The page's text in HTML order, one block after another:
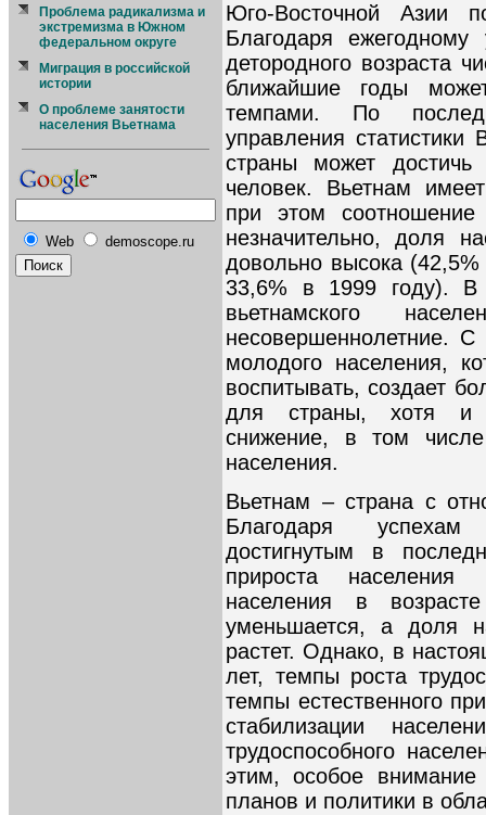
Проблема радикализма и
экстремизма в Южном
федеральном округе
Миграция в российской
истории
О проблеме занятости
населения Вьетнама
Web demoscope.ru
Юго-Восточной Азии
Благодаря
детородного возраста
ближайшие годы
темпами. По
управления статистики
страны может
человек. Вьетнам
при этом
незначительно, доля
довольно высока
33,6% в 1999 году).
вьетнамского
несовершеннолетние.
молодого населения,
воспитывать, создает
для страны, хотя и
снижение, в том числе
населения.
Вьетнам – страна с
Благодаря успехам
достигнутым в
прироста населения
населения в
уменьшается, а доля
растет. Однако, в
лет, темпы роста
темпы естественного
стабилизации
трудоспособного
этим, особое внимание
планов и политики в